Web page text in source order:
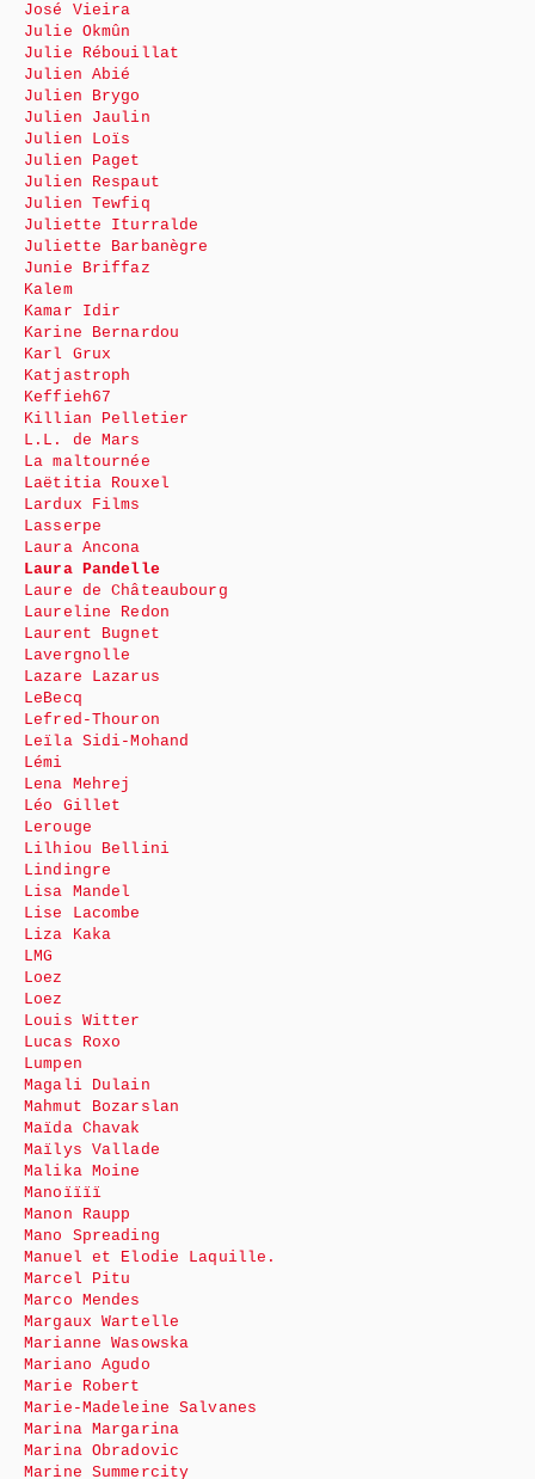
José Vieira
Julie Okmûn
Julie Rébouillat
Julien Abié
Julien Brygo
Julien Jaulin
Julien Loïs
Julien Paget
Julien Respaut
Julien Tewfiq
Juliette Iturralde
Juliette Barbanègre
Junie Briffaz
Kalem
Kamar Idir
Karine Bernardou
Karl Grux
Katjastroph
Keffieh67
Killian Pelletier
L.L. de Mars
La maltournée
Laëtitia Rouxel
Lardux Films
Lasserpe
Laura Ancona
Laura Pandelle
Laure de Châteaubourg
Laureline Redon
Laurent Bugnet
Lavergnolle
Lazare Lazarus
LeBecq
Lefred-Thouron
Leïla Sidi-Mohand
Lémi
Lena Mehrej
Léo Gillet
Lerouge
Lilhiou Bellini
Lindingre
Lisa Mandel
Lise Lacombe
Liza Kaka
LMG
Loez
Loez
Louis Witter
Lucas Roxo
Lumpen
Magali Dulain
Mahmut Bozarslan
Maïda Chavak
Maïlys Vallade
Malika Moine
Manoïïïï
Manon Raupp
Mano Spreading
Manuel et Elodie Laquille.
Marcel Pitu
Marco Mendes
Margaux Wartelle
Marianne Wasowska
Mariano Agudo
Marie Robert
Marie-Madeleine Salvanes
Marina Margarina
Marina Obradovic
Marine Summercity